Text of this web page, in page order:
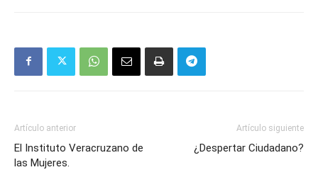
Artículo anterior
El Instituto Veracruzano de
las Mujeres.
Artículo siguiente
¿Despertar Ciudadano?